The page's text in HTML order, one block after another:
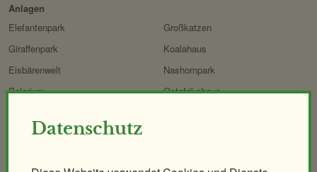
Datenschutz
Anlagen
Elefantenpark
Giraffenpark
Eisbärenwelt
Polarium
ORANG.erie
Großkatzen
Koalahaus
Nashornpark
Ostafrikahaus